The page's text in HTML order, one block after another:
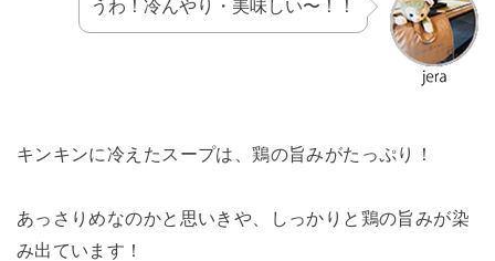
うわ！冷んやり・美味しい〜！！
キンキンに冷えたスープは、鶏の旨みがたっぷり！
あっさりめなのかと思いきや、しっかりと鶏の旨みが染
み出ています！